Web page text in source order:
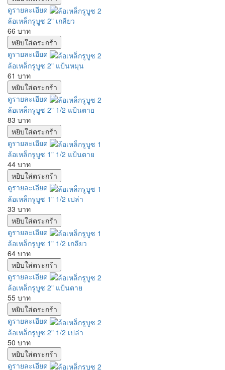
ดูรายละเอียด
ล้อเหล็กรูบูซ 2" เกลียว
66 บาท
ดูรายละเอียด
ล้อเหล็กรูบูซ 2" แป้นหมุน
61 บาท
ดูรายละเอียด
ล้อเหล็กรูบูซ 2" 1/2 แป้นตาย
83 บาท
ดูรายละเอียด
ล้อเหล็กรูบูซ 1" 1/2 แป้นตาย
44 บาท
ดูรายละเอียด
ล้อเหล็กรูบูซ 1" 1/2 เปล่า
33 บาท
ดูรายละเอียด
ล้อเหล็กรูบูซ 1" 1/2 เกลียว
64 บาท
ดูรายละเอียด
ล้อเหล็กรูบูซ 2" แป้นตาย
55 บาท
ดูรายละเอียด
ล้อเหล็กรูบูซ 2" 1/2 เปล่า
50 บาท
ดูรายละเอียด